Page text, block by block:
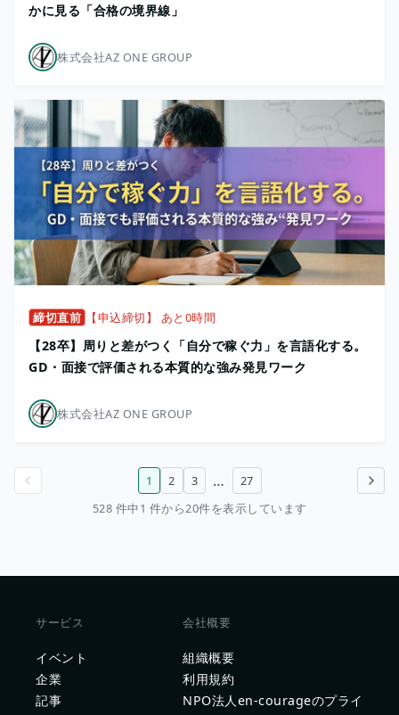
かに見る「合格の境界線」
株式会社AZ ONE GROUP
締切直前 【申込締切】 あと0時間
【28卒】周りと差がつく「自分で稼ぐ力」を言語化する。
GD・面接で評価される本質的な強み発見ワーク
株式会社AZ ONE GROUP
次のページ
1 2 3 …
27
528 件中1 件から20件を表示しています
サービス
イベント
企業
記事
会社概要
組織概要
利用規約
NPO法人en-courageのプライ